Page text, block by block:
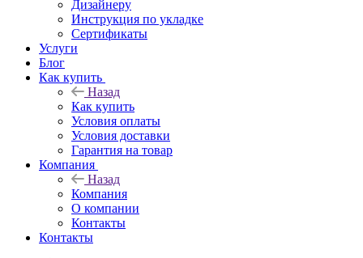
Дизайнеру
Инструкция по укладке
Сертификаты
Услуги
Блог
Как купить
Назад
Как купить
Условия оплаты
Условия доставки
Гарантия на товар
Компания
Назад
Компания
О компании
Контакты
Контакты